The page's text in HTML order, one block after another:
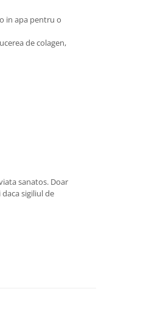
in apa pentru o
de colagen,
sanatos. Doar
sigiliul de